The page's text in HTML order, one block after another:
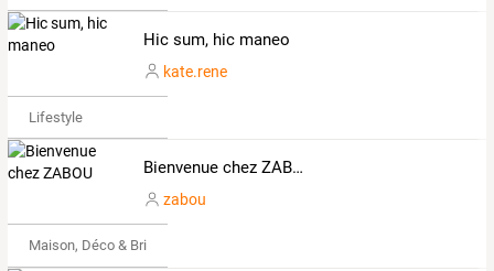
Hic sum, hic maneo
kate.rene
Lifestyle
Bienvenue chez ZABOU
zabou
Maison, Déco & Bricolage